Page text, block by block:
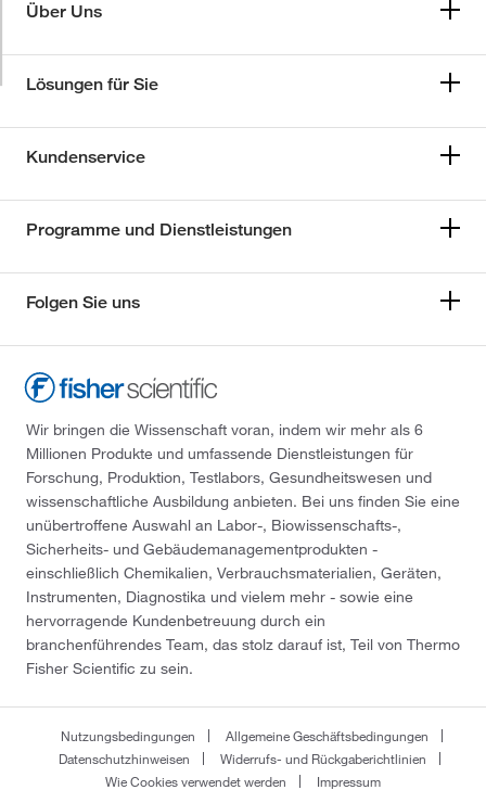
Über Uns
Lösungen für Sie
Kundenservice
Programme und Dienstleistungen
Folgen Sie uns
Wir bringen die Wissenschaft voran, indem wir mehr als 6
Millionen Produkte und umfassende Dienstleistungen für
Forschung, Produktion, Testlabors, Gesundheitswesen und
wissenschaftliche Ausbildung anbieten. Bei uns finden Sie eine
unübertroffene Auswahl an Labor-, Biowissenschafts-,
Sicherheits- und Gebäudemanagementprodukten -
einschließlich Chemikalien, Verbrauchsmaterialien, Geräten,
Instrumenten, Diagnostika und vielem mehr - sowie eine
hervorragende Kundenbetreuung durch ein
branchenführendes Team, das stolz darauf ist, Teil von Thermo
Fisher Scientific zu sein.
Nutzungsbedingungen
Allgemeine Geschäftsbedingungen
Datenschutzhinweisen
Widerrufs- und Rückgaberichtlinien
Wie Cookies verwendet werden
Impressum